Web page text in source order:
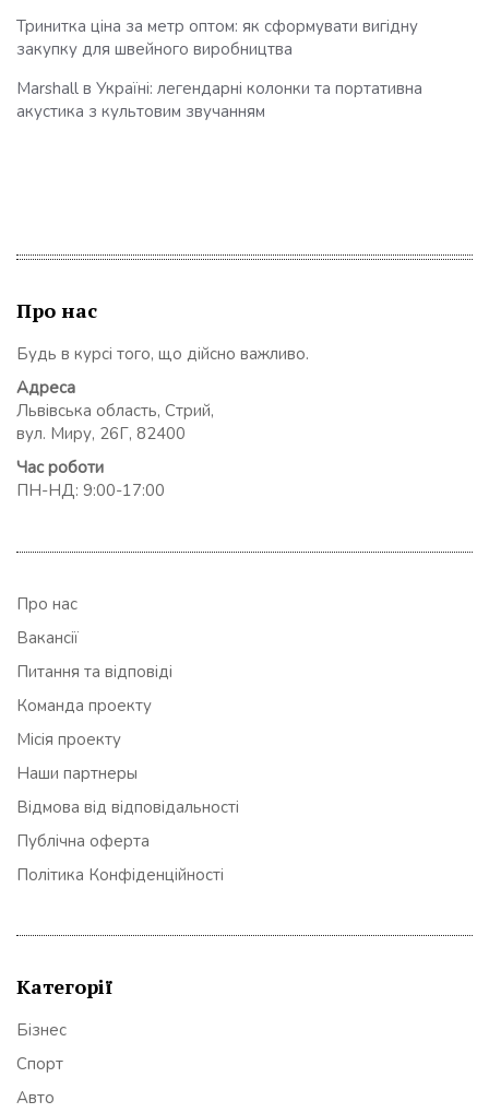
Тринитка ціна за метр оптом: як сформувати вигідну
закупку для швейного виробництва
Marshall в Україні: легендарні колонки та портативна
акустика з культовим звучанням
Про нас
Будь в курсі того, що дійсно важливо.
Адреса
Львівська область, Стрий,
вул. Миру, 26Г, 82400
Час роботи
ПН-НД: 9:00-17:00
Про нас
Вакансії
Питання та відповіді
Команда проекту
Місія проекту
Наши партнеры
Відмова від відповідальності
Публічна оферта
Політика Конфіденційності
Категорії
Бізнес
Спорт
Авто